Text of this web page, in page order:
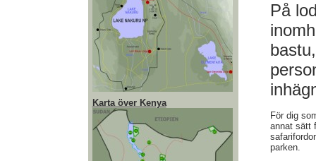
Karta över Kenya
På
För dig
annat sätt
parken.